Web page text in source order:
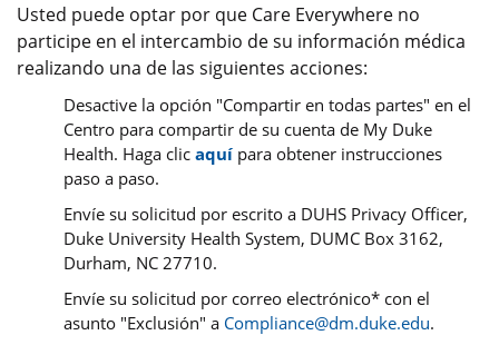
Usted puede optar por que Care Everywhere no
participe en el intercambio de su información médica
realizando una de las siguientes acciones:
Desactive la opción "Compartir en todas partes" en el
Centro para compartir de su cuenta de My Duke
Health. Haga clic aquí para obtener instrucciones
paso a paso.
Envíe su solicitud por escrito a DUHS Privacy Officer,
Duke University Health System, DUMC Box 3162,
Durham, NC 27710.
Envíe su solicitud por correo electrónico* con el
asunto "Exclusión" a Compliance@dm.duke.edu.